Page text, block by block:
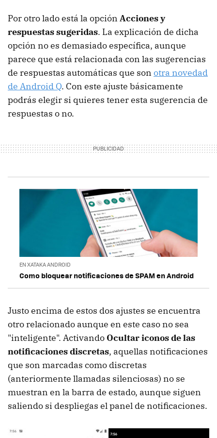
Por otro lado está la opción Acciones y
respuestas sugeridas. La explicación de dicha
opción no es demasiado específica, aunque
parece que está relacionada con las sugerencias
de respuestas automáticas que son otra novedad
de Android Q. Con este ajuste básicamente
podrás elegir si quieres tener esta sugerencia de
respuestas o no.
EN XATAKA ANDROID
Como bloquear notificaciones de SPAM en Android
Justo encima de estos dos ajustes se encuentra
otro relacionado aunque en este caso no sea
"inteligente". Activando Ocultar iconos de las
notificaciones discretas, aquellas notificaciones
que son marcadas como discretas
(anteriormente llamadas silenciosas) no se
muestran en la barra de estado, aunque siguen
saliendo si despliegas el panel de notificaciones.